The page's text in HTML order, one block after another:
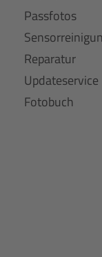
Passfotos
Reparatur
Updateservice
Fotobuch